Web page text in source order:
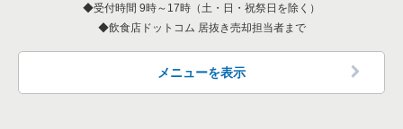
中郡の飲食店の居抜き売却物件の案件一覧
三浦郡の飲食店の居抜き売却物件の案件一覧
神奈川県の和食の居抜き売却物件の案件一覧
神奈川県の洋食の居抜き売却物件の案件一覧
受付時間 9時～17時（土・日・祝祭日を除く）
飲食店ドットコム 居抜き売却担当者まで
メニューを表示